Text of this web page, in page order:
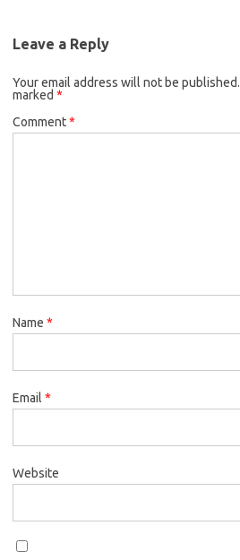
Leave a Reply
Your email address will not be published.
marked *
Comment*
Name *
Email *
Website